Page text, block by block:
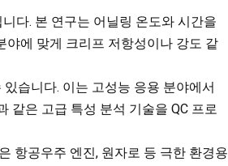
다. 본 연구는 어닐링 온도와 시간을
야에 맞게 크리프 저항성이나 강도 같
습니다. 이는 고성능 응용 분야에서
같은 고급 특성 분석 기술을 QC 프로
항공우주 엔진, 원자로 등 극한 환경용